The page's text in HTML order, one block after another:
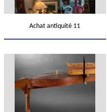
Achat antiquité 11